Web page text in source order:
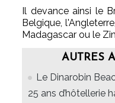
Il devance ainsi le
Belgique,
Madagascar ou le
AUTRES
Le Dinarobin
25 ans d’hôtellerie